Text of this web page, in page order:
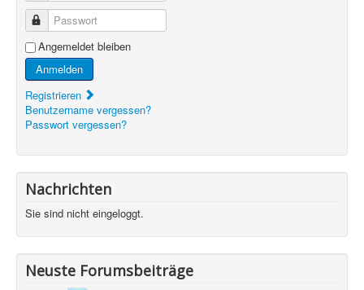
Passwort
Angemeldet bleiben
Anmelden
Registrieren
Benutzername vergessen?
Passwort vergessen?
Nachrichten
Sie sind nicht eingeloggt.
Neuste Forumsbeiträge